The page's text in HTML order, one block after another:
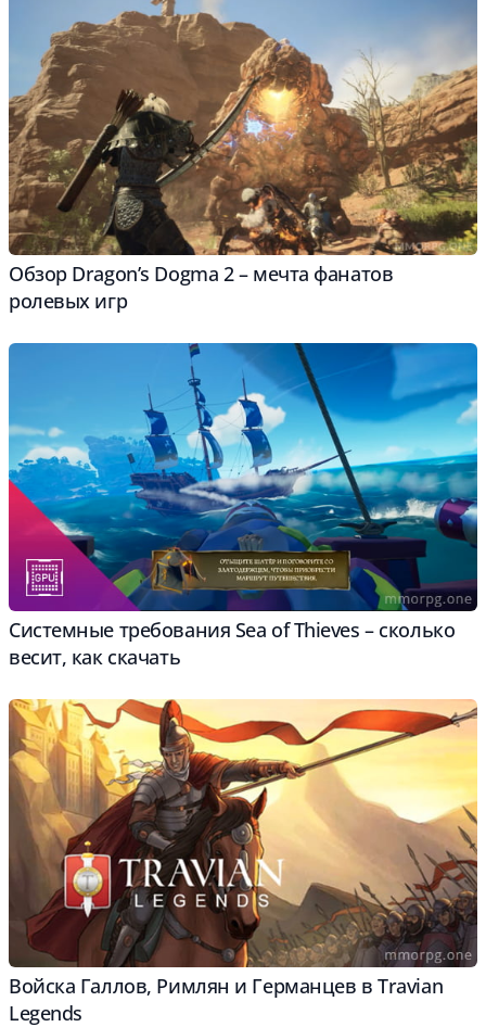
Обзор Dragon’s Dogma 2 – мечта фанатов
ролевых игр
Системные требования Sea of Thieves – cколько
весит, как скачать
Войска Галлов, Римлян и Германцев в Travian
Legends